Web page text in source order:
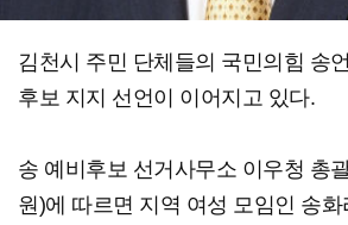
김천시 주민 단체들의 국민의힘 송
후보 지지 선언이 이어지고 있다.
송 예비후보 선거사무소 이우청 총
원)에 따르면 지역 여성 모임인 송